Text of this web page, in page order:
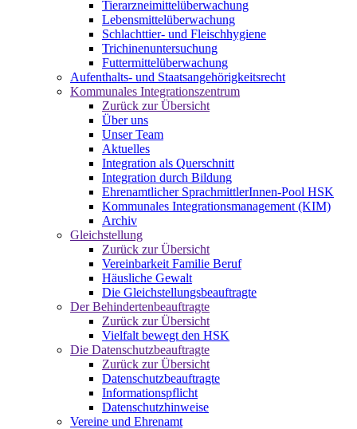
Tierarzneimittelüberwachung
Lebensmittelüberwachung
Schlachttier- und Fleischhygiene
Trichinenuntersuchung
Futtermittelüberwachung
Aufenthalts- und Staatsangehörigkeitsrecht
Kommunales Integrationszentrum
Zurück zur Übersicht
Über uns
Unser Team
Aktuelles
Integration als Querschnitt
Integration durch Bildung
Ehrenamtlicher SprachmittlerInnen-Pool HSK
Kommunales Integrationsmanagement (KIM)
Archiv
Gleichstellung
Zurück zur Übersicht
Vereinbarkeit Familie Beruf
Häusliche Gewalt
Die Gleichstellungsbeauftragte
Der Behindertenbeauftragte
Zurück zur Übersicht
Vielfalt bewegt den HSK
Die Datenschutzbeauftragte
Zurück zur Übersicht
Datenschutzbeauftragte
Informationspflicht
Datenschutzhinweise
Vereine und Ehrenamt